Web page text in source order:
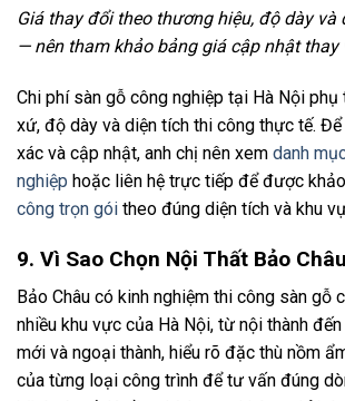
Giá thay đổi theo thương hiệu, độ dày và
— nên tham khảo bảng giá cập nhật thay
Chi phí sàn gỗ công nghiệp tại Hà Nội phụ
xứ, độ dày và diện tích thi công thực tế.
xác và cập nhật, anh chị nên xem danh
nghiệp hoặc liên hệ trực tiếp để được
công trọn gói theo đúng diện tích và khu
9. Vì Sao Chọn Nội Thất Bảo Châu
Bảo Châu có kinh nghiệm thi công sàn gỗ
nhiều khu vực của Hà Nội, từ nội thành
mới và ngoại thành, hiểu rõ đặc thù nồm
của từng loại công trình để tư vấn đúng